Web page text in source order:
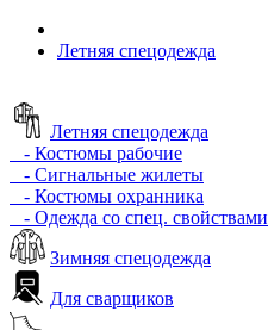
Летняя спецодежда
Летняя спецодежда
- Костюмы рабочие
- Сигнальные жилеты
- Костюмы охранника
- Одежда со спец. свойствами
Зимняя спецодежда
Для сварщиков